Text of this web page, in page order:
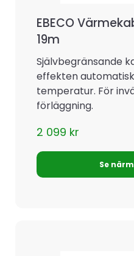
EBECO
19m
Självbegränsande
effekten
temperatur. För
förläggning.
2 099 kr
Se